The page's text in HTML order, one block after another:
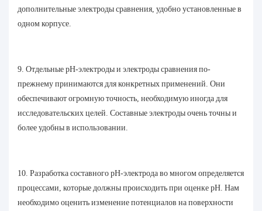
дополнительные электроды сравнения, удобно установленные в
одном корпусе.
9. Отдельные pH-электроды и электроды сравнения по-
прежнему принимаются для конкретных применений. Они
обеспечивают огромную точность, необходимую иногда для
исследовательских целей. Составные электроды очень точны и
более удобны в использовании.
10. Разработка составного pH-электрода во многом определяется
процессами, которые должны происходить при оценке pH. Нам
необходимо оценить изменение потенциалов на поверхности